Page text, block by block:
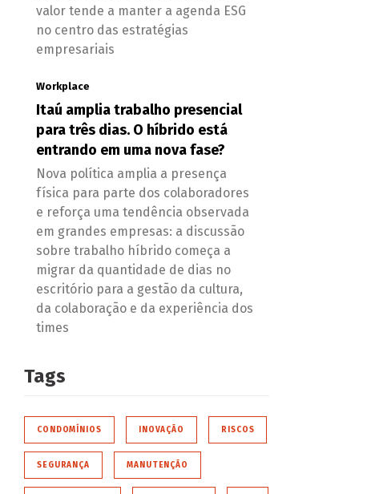
valor tende a manter a agenda ESG
no centro das estratégias
empresariais
Workplace
Itaú amplia trabalho presencial
para três dias. O híbrido está
entrando em uma nova fase?
Nova política amplia a presença
física para parte dos colaboradores
e reforça uma tendência observada
em grandes empresas: a discussão
sobre trabalho híbrido começa a
migrar da quantidade de dias no
escritório para a gestão da cultura,
da colaboração e da experiência dos
times
Tags
CONDOMÍNIOS INOVAÇÃO RISCOS
SEGURANÇA MANUTENÇÃO